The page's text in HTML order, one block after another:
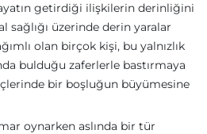
getirdiği ilişkilerin derinliğini
sağlığı üzerinde derin yaralar
olan birçok kişi, bu yalnızlık
bulduğu zaferlerle bastırmaya
içlerinde bir boşluğun büyümesine
oynarken aslında bir tür